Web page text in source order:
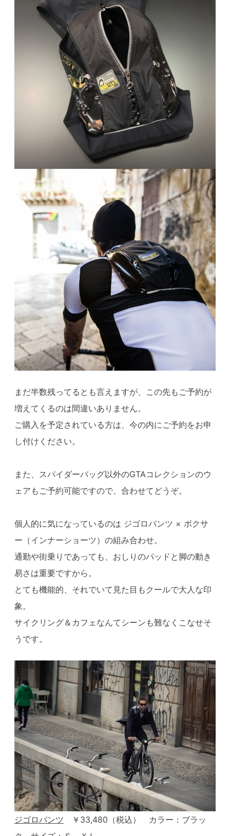
まだ半数残ってるとも言えますが、この先もご予約が
増えてくるのは間違いありません。
ご購入を予定されている方は、今の内にご予約をお申
し付けください。
また、スパイダーバッグ以外のGTAコレクションのウ
ェアもご予約可能ですので、合わせてどうぞ。
個人的に気になっているのは ジゴロパンツ × ボクサ
ー（インナーショーツ）の組み合わせ。
通勤や街乗りであっても、おしりのパッドと脚の動き
易さは重要ですから。
とても機能的、それでいて見た目もクールで大人な印
象。
サイクリング＆カフェなんてシーンも難なくこなせそ
うです。
ジゴロパンツ ￥33,480（税込） カラー：ブラッ